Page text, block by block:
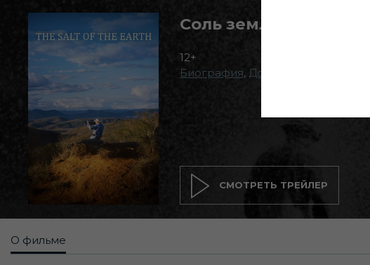
Соль земли
12+
Биография, Документальный
СМОТРЕТЬ ТРЕЙЛЕР
О фильме